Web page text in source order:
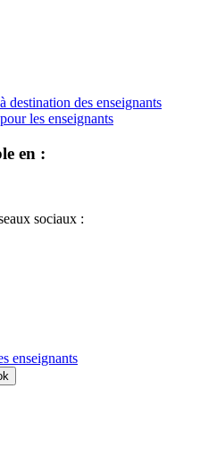
destination des enseignants
les enseignants
en :
sociaux :
enseignants